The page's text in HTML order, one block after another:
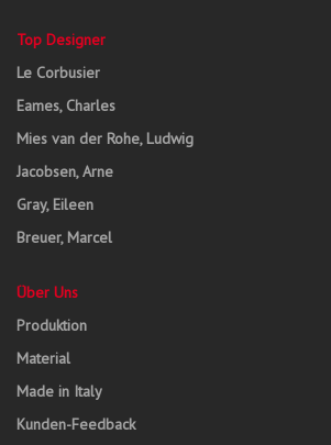
Top Designer
Le Corbusier
Eames, Charles
Mies van der Rohe, Ludwig
Jacobsen, Arne
Gray, Eileen
Breuer, Marcel
Über Uns
Produktion
Material
Made in Italy
Kunden-Feedback